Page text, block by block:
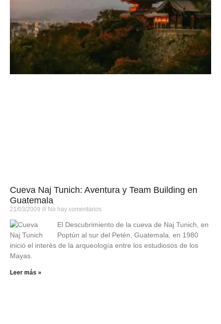
Cueva Naj Tunich: Aventura y Team Building en
Guatemala
21/03/2009 No hay comentarios
El Descubrimiento de la cueva de Naj Tunich, en
Poptún al sur del Petén, Guatemala, en 1980
inició el interés de la arqueología entre los estudiosos de los
Mayas.
Leer más »